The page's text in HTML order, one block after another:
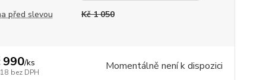
před slevou Kč 1 050
990/ks
bez DPH Momentálně není k dispozici